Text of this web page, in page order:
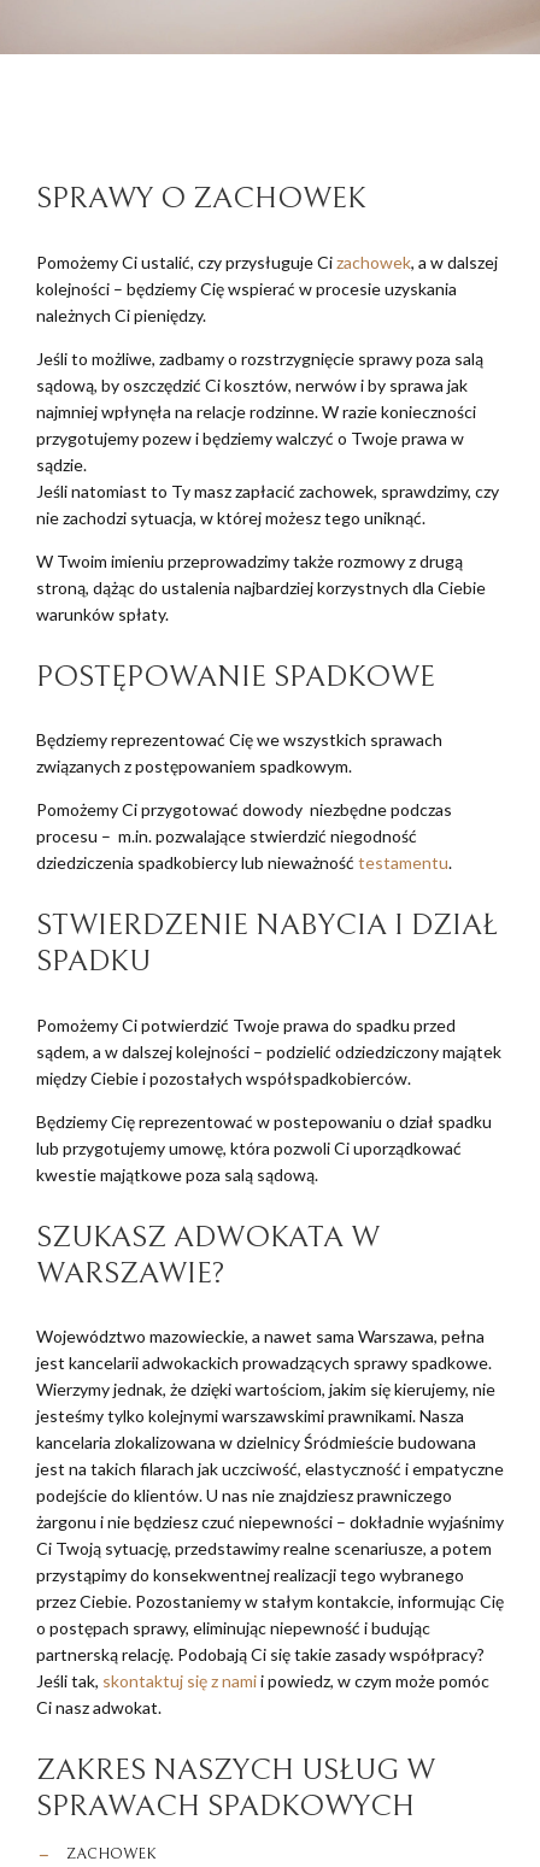
SPRAWY O ZACHOWEK
Pomożemy Ci ustalić, czy przysługuje Cizachowek, a w dalszej
kolejności – będziemy Cię wspierać w procesie uzyskania
należnych Ci pieniędzy.
Jeśli to możliwe, zadbamy o rozstrzygnięcie sprawy poza salą
sądową, by oszczędzić Ci kosztów, nerwów i by sprawa jak
najmniej wpłynęła na relacje rodzinne. W razie konieczności
przygotujemy pozew i będziemy walczyć o Twoje prawa w
sądzie.
Jeśli natomiast to Ty masz zapłacić zachowek, sprawdzimy, czy
nie zachodzi sytuacja, w której możesz tego uniknąć.
W Twoim imieniu przeprowadzimy także rozmowy z drugą
stroną, dążąc do ustalenia najbardziej korzystnych dla Ciebie
warunków spłaty.
POSTĘPOWANIE SPADKOWE
Będziemy reprezentować Cię we wszystkich sprawach
związanych z postępowaniem spadkowym.
Pomożemy Ci przygotować dowody niezbędne podczas
procesu – m.in. pozwalające stwierdzić niegodność
dziedziczenia spadkobiercy lub nieważność testamentu.
STWIERDZENIE NABYCIA I DZIAŁ
SPADKU
Pomożemy Ci potwierdzić Twoje prawa do spadku przed
sądem, a w dalszej kolejności – podzielić odziedziczony majątek
między Ciebie i pozostałych współspadkobierców.
Będziemy Cię reprezentować w postepowaniu o dział spadku
lub przygotujemy umowę, która pozwoli Ci uporządkować
kwestie majątkowe poza salą sądową.
SZUKASZ ADWOKATA W
WARSZAWIE?
Województwo mazowieckie, a nawet sama Warszawa, pełna
jest kancelarii adwokackich prowadzących sprawy spadkowe.
Wierzymy jednak, że dzięki wartościom, jakim się kierujemy, nie
jesteśmy tylko kolejnymi warszawskimi prawnikami. Nasza
kancelaria zlokalizowana w dzielnicy Śródmieście budowana
jest na takich filarach jak uczciwość, elastyczność i empatyczne
podejście do klientów. U nas nie znajdziesz prawniczego
żargonu i nie będziesz czuć niepewności – dokładnie wyjaśnimy
Ci Twoją sytuację, przedstawimy realne scenariusze, a potem
przystąpimy do konsekwentnej realizacji tego wybranego
przez Ciebie. Pozostaniemy w stałym kontakcie, informując Cię
o postępach sprawy, eliminując niepewność i budując
partnerską relację. Podobają Ci się takie zasady współpracy?
Jeśli tak, skontaktuj się z namii powiedz, w czym może pomóc
Ci nasz adwokat.
ZAKRES NASZYCH USŁUG W
SPRAWACH SPADKOWYCH
ZACHOWEK